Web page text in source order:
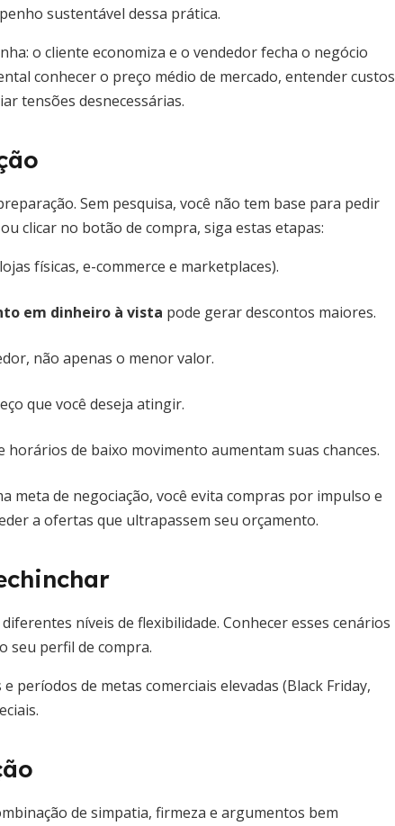
sustentável dessa prática.
o cliente economiza e o vendedor fecha o negócio
conhecer o preço médio de mercado, entender custos
tensões desnecessárias.
Sem pesquisa, você não tem base para pedir
clicar no botão de compra, siga estas etapas:
físicas, e-commerce e marketplaces).
em dinheiro à vista pode gerar descontos maiores.
não apenas o menor valor.
que você deseja atingir.
horários de baixo movimento aumentam suas chances.
meta de negociação, você evita compras por impulso e
a ofertas que ultrapassem seu orçamento.
níveis de flexibilidade. Conhecer esses cenários
seu perfil de compra.
períodos de metas comerciais elevadas (Black Friday,
de simpatia, firmeza e argumentos bem